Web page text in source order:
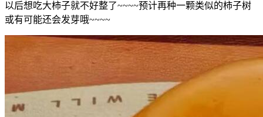
以后想吃大柿子就不好整了~~~~预计再种一颗类似的柿子树
或有可能还会发芽哦~~~~